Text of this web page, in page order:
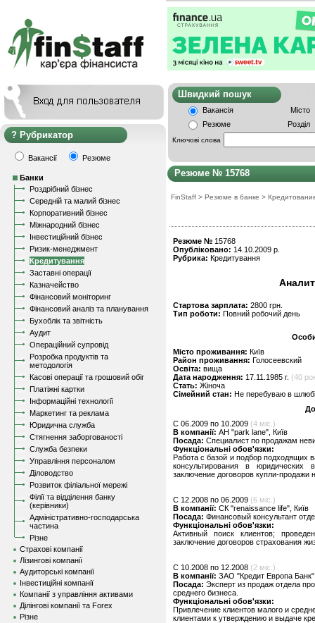
Рубрикатор
Вакансії Резюме
Банки
Роздрібний бізнес
Середній та малий бізнес
Корпоративний бізнес
Міжнародний бізнес
Інвестиційний бізнес
Ризик-менеджмент
Кредитування
Заставні операції
Казначейство
Фінансовий моніторинг
Фінансовий аналіз та планування
Бухоблік та звітність
Аудит
Операційний супровід
Розробка продуктів та
методологія
Касові операції та грошовий обіг
Платіжні картки
Інформаційні технології
Маркетинг та реклама
Юридична служба
Стягнення заборгованості
Служба безпеки
Управління персоналом
Діловодство
Розвиток філіальної мережі
Філії та відділення банку
(керівники)
Адміністративно-господарська
частина
Різне
Страхові компанії
Лізингові компанії
Аудиторські компанії
Інвестиційні компанії
Компанії з управління активами
Ділінгові компанії та Forex
Різне
Швидкий
Вакансія
Місто
Резюме
Розділ
Ключові слова
Резюме № 15768
FinStaff > Резюме в банке >
Резюме № 15768
Опубліковано: 14.10.2009 р.
Рубрика: Кредитування
Стартова зарплата: 2800 грн.
Тип роботи: Повний робочий день
Місто проживання: Київ
Район проживання: Голосеевский
Освіта: вища
Дата народження: 17.11.1985 г. (40
Стать: Жіноча
Сімейний стан: Не перебуваю в
C 06.2009 по 10.2009 (4 міс.)
В компанії: АН "park lane", Київ
Посада: Специалист по продажам
Функціональні обов'язки:
Работа с базой и подбор подходящих
консультирования в
заключение договоров купли-продажи
C 12.2008 по 06.2009 (6 міс.)
В компанії: СК "renaissance life", Київ
Посада: Финансовый консультант
Функціональні обов'язки:
Активный поиск клиентов;
заключение договоров страхования
C 10.2008 по 12.2008 (2 міс.)
В компанії: ЗАО "Кредит Европа
Посада: Эксперт из продаж отдела
среднего бизнеса.
Функціональні обов'язки:
Привлечение клиентов малого и
клиентами к утверждению и выдаче